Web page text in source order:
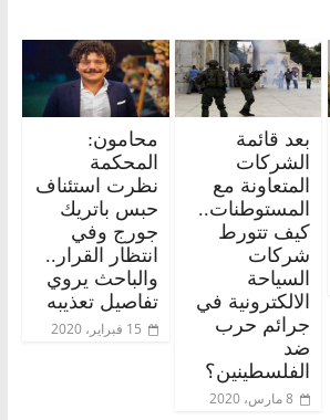
بعد قائمة
الشركات
المتعاونة مع
المستوطنات..
كيف تتورط
شركات
السياحة
الالكترونية في
جرائم حرب
ضد
الفلسطينين؟
8 مارس، 2020
محامون:
المحكمة
نظرت استئناف
حبس باتريك
جورج وفي
انتظار القرار..
والباحث يروي
تفاصيل تعذيبه
15 فبراير، 2020